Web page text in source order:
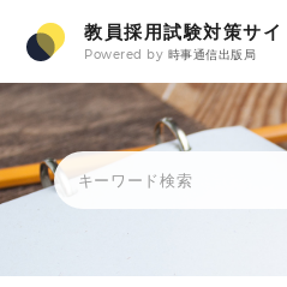
教員採用試験対策サイ
Powered by 時事通信出版局